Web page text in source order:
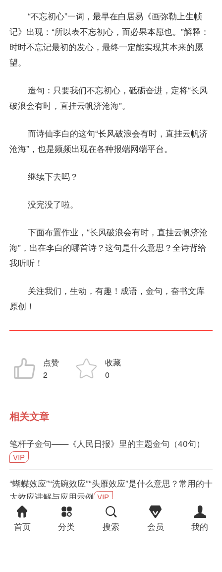
“不忘初心”一词，最早在白居易《画弥勒上生帧
记》出现：“所以表不忘初心，而必果本愿也。”解释：
时时不忘记最初的发心，最终一定能实现其本来的愿
望。
造句：只要我们不忘初心，砥砺奋进，定将“长风
破浪会有时，直挂云帆济沧海”。
而诗仙李白的这句“长风破浪会有时，直挂云帆济
沧海”，也是频频出现在各种报端网端平台。
继续下去吗？
没完没了啦。
下面布置作业，“长风破浪会有时，直挂云帆济沧
海”，出在李白的哪首诗？这句是什么意思？全诗背给
我听听！
关注我们，生动，有趣！成语，金句，奋书文库
原创！
点赞
2
收藏
0
相关文章
笔杆子金句——《人民日报》里的主题金句（40句）
VIP
“蝴蝶效应”“洗碗效应”“头雁效应”是什么意思？常用的十
大效应讲解与应用示例 VIP
医疗保障局春节后收心会上的讲话提纲：凝心聚力再出
首页 分类 搜索 会员 我的